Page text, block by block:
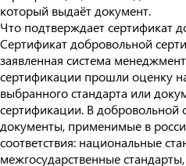
который выдаёт документ.
Что подтверждает сертификат
Сертификат добровольной
заявленная система
сертификации прошли оценку
выбранного стандарта или
сертификации. В добровольной
документы, применимые в
соответствия: национальные
межгосударственные